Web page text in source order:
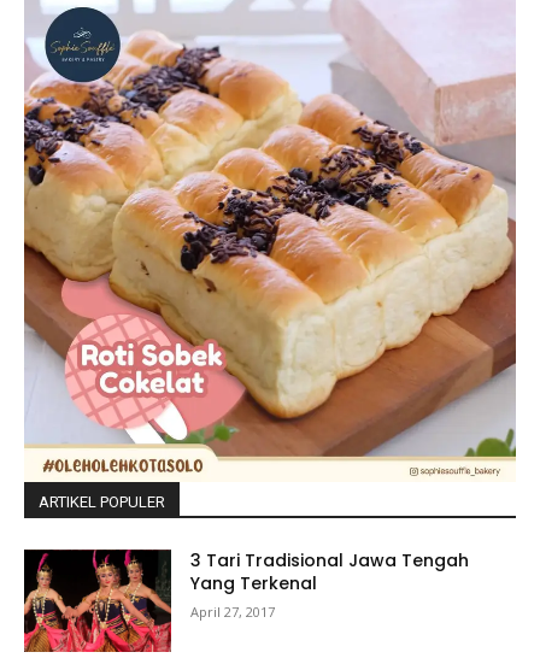
ARTIKEL POPULER
3 Tari Tradisional Jawa Tengah
Yang Terkenal
April 27, 2017